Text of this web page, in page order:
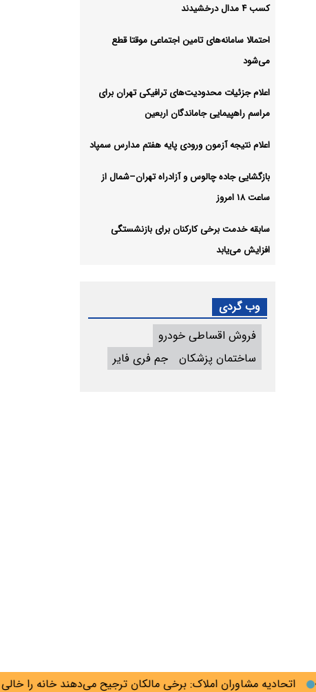
اتحادیه مشاوران املاک: برخی مالکان ترجیح می‌دهند خانه را خالی
کسب ۴ مدال درخشیدند
احتمالا سامانه‌های تامین اجتماعی موقتا قطع
می‌شود
اعلام جزئیات محدودیت‌های ترافیکی تهران برای
مراسم راهپیمایی جاماندگان اربعین
اعلام نتیجه آزمون ورودی پایه هفتم مدارس سمپاد
بازگشایی جاده چالوس و آزادراه تهران–شمال از
ساعت ۱۸ امروز
سابقه خدمت برخی کارکنان برای بازنشستگی
افزایش می‌یابد
وب گردی
فروش اقساطی خودرو
ساختمان پزشکان
جم فری فایر